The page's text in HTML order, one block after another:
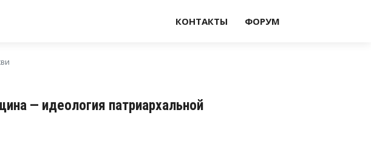
КОНТАКТЫ ФОРУМ
— идеология патриархальной